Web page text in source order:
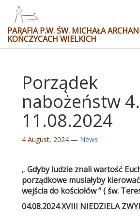
PARAFIA P.W. ŚW. MICHAŁA
KOŃCZYCACH WIELKICH
Porządek
nabożeństw
11.08.2024
4 August, 2024 — News
„ Gdyby ludzie znali wartość
porządkowe musiałyby
wejścia do kościołów ”( św.
04.08.2024 XVIII NIEDZIELA